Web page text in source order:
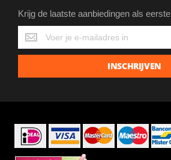
Krijg de laatste aanbiedingen als eerste
Krijg
de
laatste
INSCHRIJVEN